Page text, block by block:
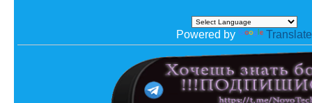
Powered by Translate